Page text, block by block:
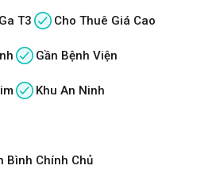
T3 Cho Thuê Giá Cao
Gần Bệnh Viện
Khu An Ninh
Bình Chính Chủ